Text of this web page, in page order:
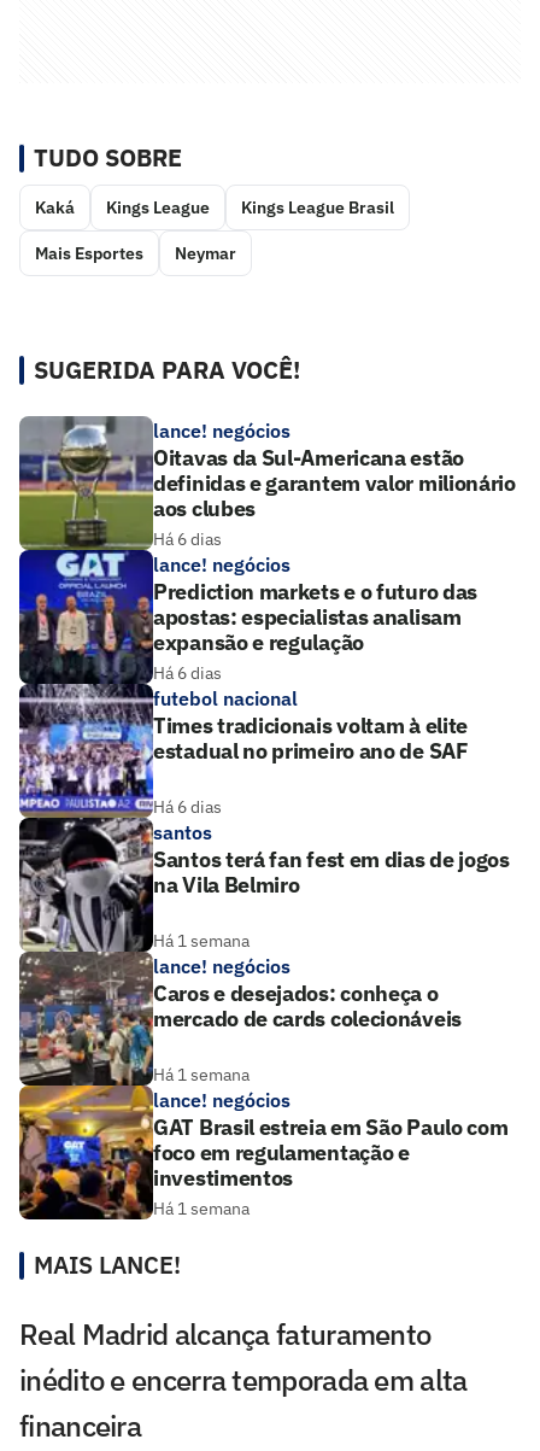
TUDO SOBRE
Kaká Kings League Kings League Brasil
Mais Esportes Neymar
SUGERIDA PARA VOCÊ!
lance! negócios
Oitavas da Sul-Americana estão
definidas e garantem valor milionário
aos clubes
Há 6 dias
lance! negócios
Prediction markets e o futuro das
apostas: especialistas analisam
expansão e regulação
Há 6 dias
futebol nacional
Times tradicionais voltam à elite
estadual no primeiro ano de SAF
Há 6 dias
santos
Santos terá fan fest em dias de jogos
na Vila Belmiro
Há 1 semana
lance! negócios
Caros e desejados: conheça o
mercado de cards colecionáveis
Há 1 semana
lance! negócios
GAT Brasil estreia em São Paulo com
foco em regulamentação e
investimentos
Há 1 semana
MAIS LANCE!
Real Madrid alcança faturamento
inédito e encerra temporada em alta
financeira